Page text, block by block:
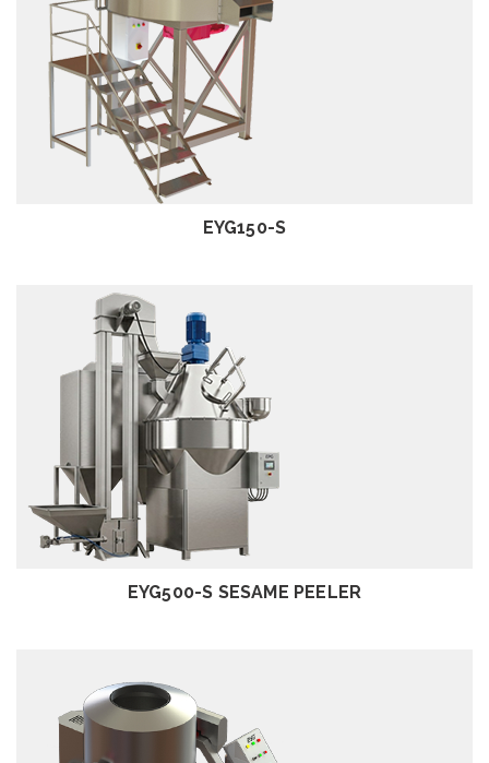
EYG150-S
EYG500-S SESAME PEELER